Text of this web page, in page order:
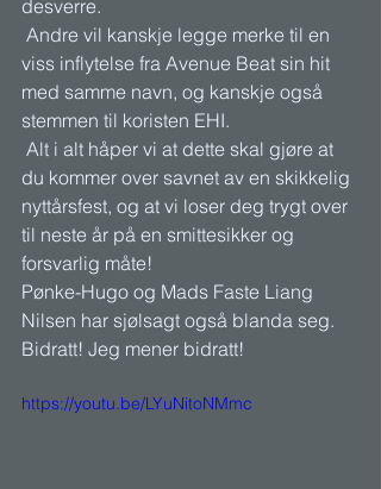
desverre.
viss inflytelse fra Avenue Beat sin hit
med samme navn, og kanskje også
stemmen til koristen EHI.
du kommer over savnet av en skikkelig
nyttårsfest, og at vi loser deg trygt over
til neste år på en smittesikker og
forsvarlig måte!
Pønke-Hugo og Mads Faste Liang
Nilsen har sjølsagt også blanda seg.
Bidratt! Jeg mener bidratt!
https://youtu.be/LYuNitoNMmc